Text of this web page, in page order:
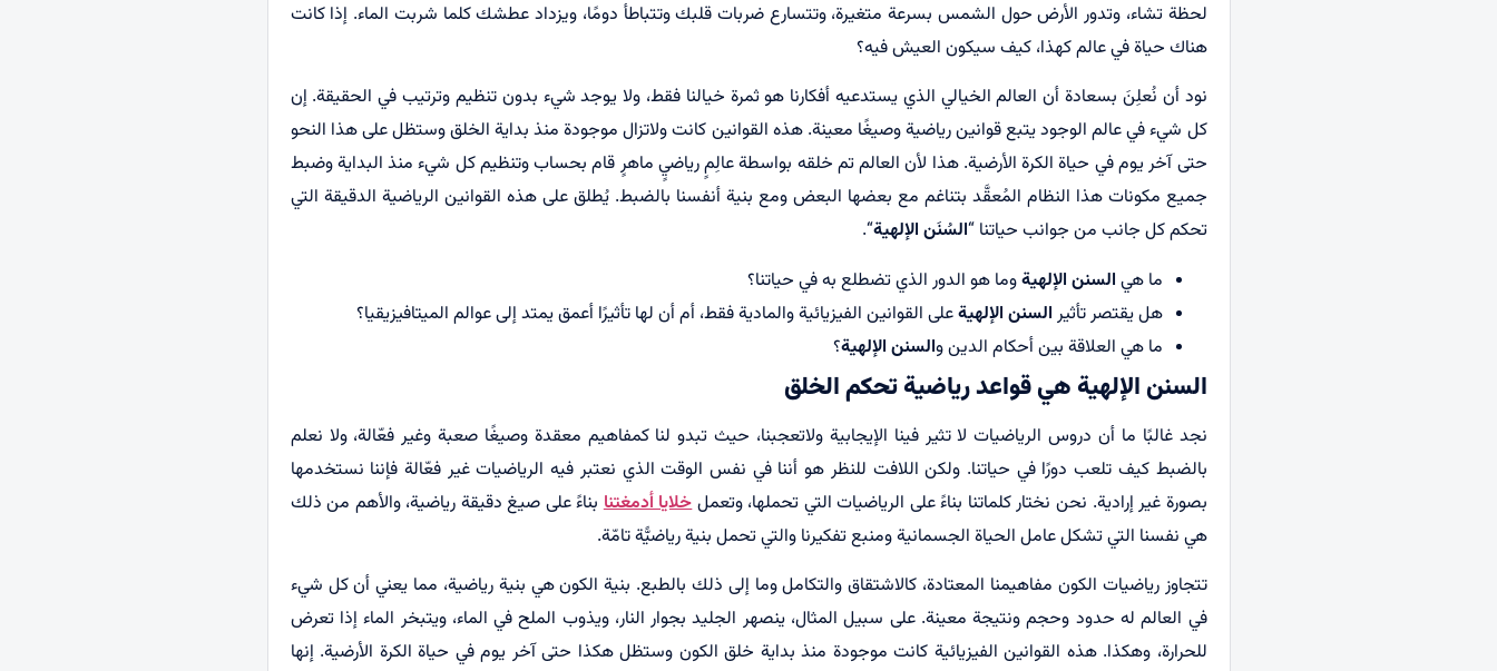
لحظة تشاء، وتدور الأرض حول الشمس بسرعة متغيرة، وتتسارع ضربات قلبك وتتباطأ دومًا، ويزداد عطشك كلما شربت الماء. إذا كانت
هناك حياة في عالم كهذا، كيف سيكون العيش فيه؟
نود أن نُعلِنَ بسعادة أن العالم الخيالي الذي يستدعيه أفكارنا هو ثمرة خيالنا فقط، ولا يوجد شيء بدون تنظيم وترتيب في الحقيقة. إن
كل شيء في عالم الوجود يتبع قوانين رياضية وصيغًا معينة. هذه القوانين كانت ولاتزال موجودة منذ بداية الخلق وستظل على هذا النحو
حتى آخر يوم في حياة الكرة الأرضية. هذا لأن العالم تم خلقه بواسطة عالِمٍ رياضيٍ ماهرٍ قام بحساب وتنظيم كل شيء منذ البداية وضبط
جميع مكونات هذا النظام المُعقَّد بتناغم مع بعضها البعض ومع بنية أنفسنا بالضبط. يُطلق على هذه القوانين الرياضية الدقيقة التي
تحكم كل جانب من جوانب حياتنا “السُنَن الإلهية“.
ما هي السنن الإلهيةوما هو الدور الذي تضطلع به في حياتنا؟
هل يقتصر تأثير السنن الإلهيةعلى القوانين الفيزيائية والمادية فقط، أم أن لها تأثيرًا أعمق يمتد إلى عوالم الميتافيزيقيا؟
ما هي العلاقة بين أحكام الدين والسنن الإلهية؟
السنن الإلهية هي قواعد رياضية تحكم الخلق
نجد غالبًا ما أن دروس الرياضيات لا تثير فينا الإيجابية ولاتعجبنا، حيث تبدو لنا كمفاهيم معقدة وصيغًا صعبة وغير فعّالة، ولا نعلم
بالضبط كيف تلعب دورًا في حياتنا. ولكن اللافت للنظر هو أننا في نفس الوقت الذي نعتبر فيه الرياضيات غير فعّالة فإننا نستخدمها
بصورة غير إرادية. نحن نختار كلماتنا بناءً على الرياضيات التي تحملها، وتعملخلايا أدمغتنابناءً على صيغ دقيقة رياضية، والأهم من ذلك
هي نفسنا التي تشكل عامل الحياة الجسمانية ومنبع تفكيرنا والتي تحمل بنية رياضيًّة تامّة.
تتجاوز رياضيات الكون مفاهيمنا المعتادة، کالاشتقاق والتكامل وما إلى ذلك بالطبع. بنية الكون هي بنية رياضية، مما يعني أن كل شيء
في العالم له حدود وحجم ونتيجة معينة. على سبيل المثال، ينصهر الجليد بجوار النار، ويذوب الملح في الماء، ويتبخر الماء إذا تعرض
للحرارة، وهكذا. هذه القوانين الفيزيائية كانت موجودة منذ بداية خلق الكون وستظل هكذا حتى آخر يوم في حياة الکرة الأرضية. إنها